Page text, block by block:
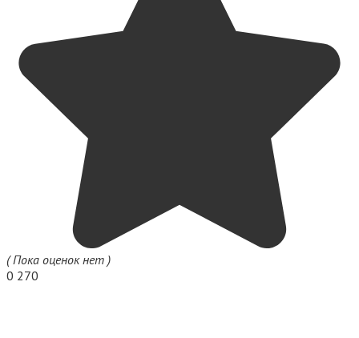
( Пока оценок нет )
0 270